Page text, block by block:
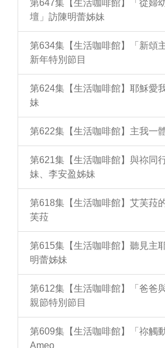
第647集【生活咖啡館】「從婦
壇」訪陳明蕾姊妹
第634集【生活咖啡館】「新頌
新年特別節目
第624集【生活咖啡館】耶穌愛
妹
第622集【生活咖啡館】主我一
第621集【生活咖啡館】與祢同
妹、李安盈姊妹
第618集【生活咖啡館】艾芙菈
芙菈
第615集【生活咖啡館】聽見主
明蕾姊妹
第612集【生活咖啡館】「爸爸
親節特別節目
第609集【生活咖啡館】「祢觸
Ameo